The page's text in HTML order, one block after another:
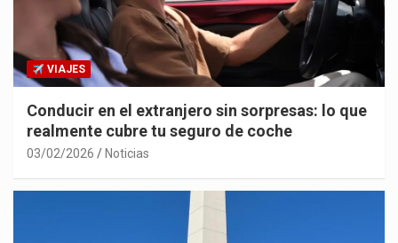
VIAJES
Conducir en el extranjero sin sorpresas: lo que
realmente cubre tu seguro de coche
03/02/2026 Noticias